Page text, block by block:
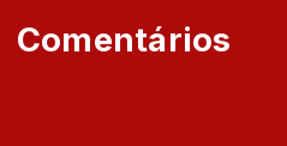
Comentários